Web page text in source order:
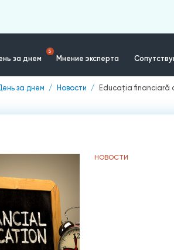
за днем
5
Мнение эксперта
за днем Новости Educația financiară
НОВОСТИ